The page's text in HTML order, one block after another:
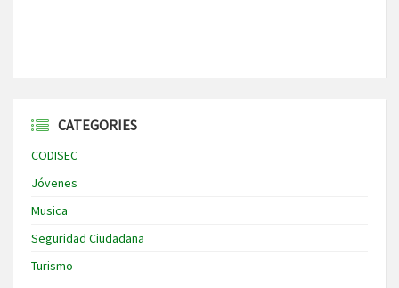
CATEGORIES
CODISEC
Jóvenes
Musica
Seguridad Ciudadana
Turismo